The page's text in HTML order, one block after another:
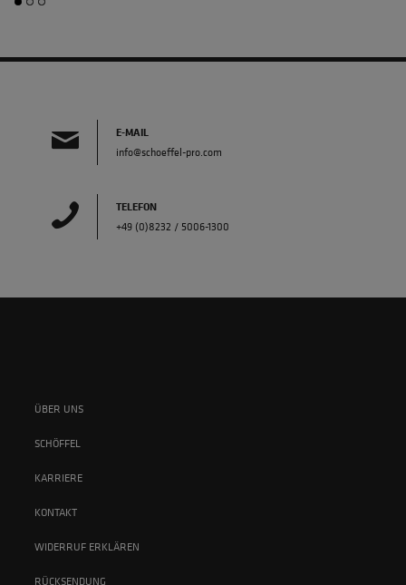
E-MAIL
info@schoeffel-pro.com
TELEFON
+49 (0)8232 / 5006-1300
ÜBER UNS
SCHÖFFEL
KARRIERE
KONTAKT
WIDERRUF ERKLÄREN
RÜCKSENDUNG